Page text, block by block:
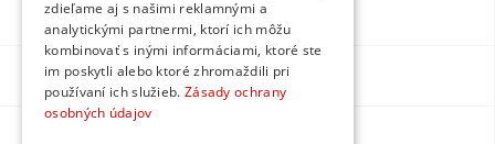
Facebook
Instagram
zdieľame aj s našimi reklamnými a
analytickými partnermi, ktorí ich môžu
kombinovať s inými informáciami, ktoré ste
im poskytli alebo ktoré zhromaždili pri
používaní ich služieb. Zásady ochrany
osobných údajov